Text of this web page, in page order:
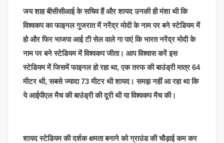
जय शाह बीसीसीआई के सचिव हैं और शायद उनकी ही मंशा थी कि
विश्वकप का फाइनल गुजरात में नरेंद्र मोदी के नाम पर बने स्टेडियम में
हो और फिर भाजपा आई टी सेल वाले गा पाएं कि भारत नरेंद्र मोदी के
नाम पर बने स्टेडियम में विश्वकप जीता। आप विश्वास करें इस
स्टेडियम में जिसमें फाइनल हो रहा था, एक तरफ की बाउंड्री मात्र 64
मीटर थी, सबसे ज्यादा 73 मीटर थी शायद। समझ नहीं आ रहा था कि
ये आईपीएल मैच की बाउंड्री की दूरी थी या विश्वकप मैच की।
शायद स्टेडियम की दर्शक क्षमता बनाने को ग्राउंड की चौड़ाई कम कर